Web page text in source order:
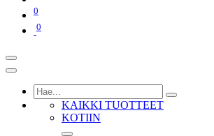
0
0
KAIKKI TUOTTEET
KOTIIN